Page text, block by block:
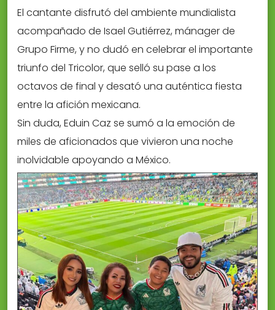
El cantante disfrutó del ambiente mundialista
acompañado de Isael Gutiérrez, mánager de
Grupo Firme, y no dudó en celebrar el importante
triunfo del Tricolor, que selló su pase a los
octavos de final y desató una auténtica fiesta
entre la afición mexicana.
Sin duda, Eduin Caz se sumó a la emoción de
miles de aficionados que vivieron una noche
inolvidable apoyando a México.